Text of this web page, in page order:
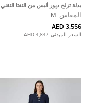
بدلة تزلج ديور ألبس من التفتا التقني
بلون كريم/أبيض مقاس وسط (ميديم)
المقاس: M
3,556 AED
السعر المبدئي: 4,847 AED